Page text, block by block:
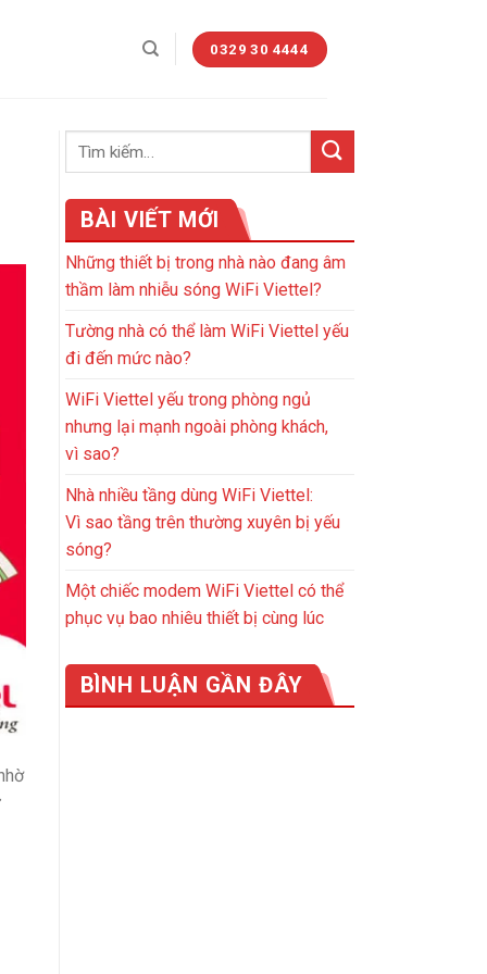
0329 30 4444
BÀI VIẾT MỚI
Những thiết bị trong nhà nào đang âm
thầm làm nhiễu sóng WiFi Viettel?
Tường nhà có thể làm WiFi Viettel yếu
đi đến mức nào?
WiFi Viettel yếu trong phòng ngủ
nhưng lại mạnh ngoài phòng khách,
vì sao?
Nhà nhiều tầng dùng WiFi Viettel:
Vì sao tầng trên thường xuyên bị yếu
sóng?
Một chiếc modem WiFi Viettel có thể
phục vụ bao nhiêu thiết bị cùng lúc
BÌNH LUẬN GẦN ĐÂY